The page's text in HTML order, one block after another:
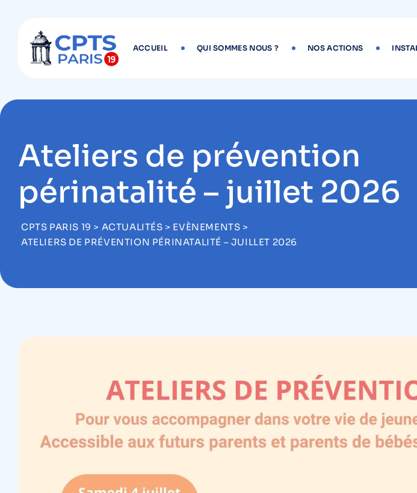
ACCUEIL QUI SOMMES NOUS ? NOS ACTIONS
Ateliers de prévention
périnatalité – juillet 2026
CPTS PARIS 19 > ACTUALITÉS > EVÈNEMENTS >
ATELIERS DE PRÉVENTION PÉRINATALITÉ – JUILLET 2026